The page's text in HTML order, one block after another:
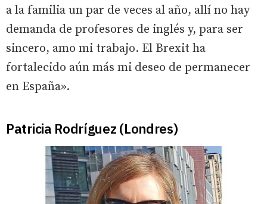
a la familia un par de veces al año, allí no hay
demanda de profesores de inglés y, para ser
sincero, amo mi trabajo. El Brexit ha
fortalecido aún más mi deseo de permanecer
en España».
Patricia Rodríguez (Londres)